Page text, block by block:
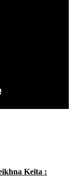
Keïta :